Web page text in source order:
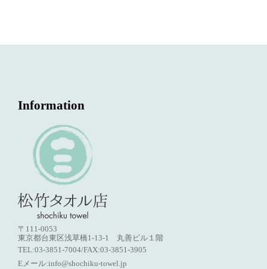
Information
〒111-0053
東京都台東区浅草橋1-13-1 丸善ビル１階
TEL:03-3851-7004/FAX:03-3851-3905
Eメール:info@shochiku-towel.jp